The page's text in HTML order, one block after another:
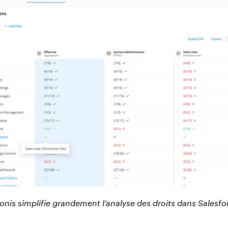
simplifie grandement l’analyse des droits dans